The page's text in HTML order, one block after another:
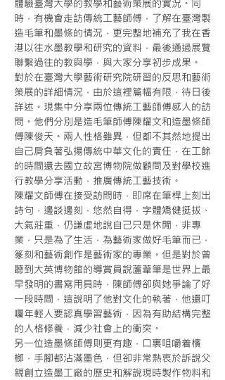
體驗臺灣大學的教學和藝術策展的實況。同
時，有機會走訪傳統工藝師傅，了解在臺灣製
造毛筆和墨條的情況，更完整地補充了我在香
港以往水墨教學和研究的資料，最後通過展覽
聯繫過往的教與學，與大家分享初步成果。
對於在臺灣大學藝術研究院研習的反思和藝術
策展的詳細情況，由於這裡篇幅有限，待日後
詳述。現集中分享兩位傳統工藝師傅感人的訪
問。他們分別是造毛筆師傅陳耀文和造墨條師
傅陳俊天。兩人性格雖異，但都不其然地提出
自己肩負著弘揚傳統中華文化的責任，在工餘
的時間還去國立故宮博物院做顧問及對學校進
行教學分享活動，推廣傳統工藝技術。
陳耀文師傅在接受訪問時，即席在筆桿上刻出
詩句，邊談邊刻，悠然自得，字體矯健挺拔、
大氣莊重，仍謙虛地說自己只是休閒，非專
業，只是為了生活，為藝術家做好毛筆而已，
篆刻和藝術創作是藝術家的專業。但是對於曾
聽到大英博物館的導賞員說蘆葦筆是世界上最
早發明的書寫用具時，陳師傅卻與她爭論了好
一段時間，這說明了他對文化的執著，他還叮
囑年輕人要認真學習藝術，因為有助結構完整
的人格修養，減少社會上的衝突。
另一位造墨條師傅則更有趣，口裏咀嚼着檳
榔，手腳都沾滿墨色，但卻非常熱衷於訴說父
親創立造墨工廠的歷史和解說現時製作物料和